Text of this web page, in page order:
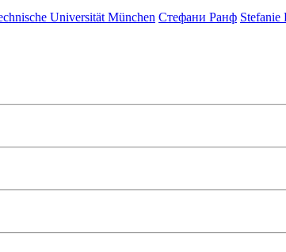
Universität München Стефани Ранф Stefanie